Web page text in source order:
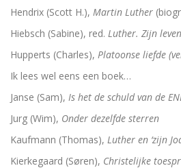
Luther en ‘zijn
Brand Luther /
Hendrix (Scott H.), Martin Luther
Hiebsch (Sabine), red. Luther. Zijn
Hupperts (Charles), Platoonse liefde
Ik lees wel eens een boek…
Janse (Sam), Is het de schuld van de
Jurg (Wim), Onder dezelfde sterren
Kaufmann (Thomas), Luther en ‘zijn
Kierkegaard (Søren), Christelijke